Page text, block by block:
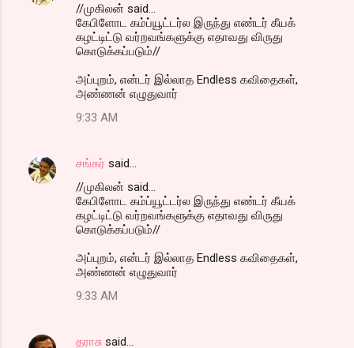
//முகிலன் said...
கேபிளோட கம்ப்யூட்டர்ல இருந்து எண்டர் கீயக்
கழட்டிட்டு வர்றவங்களுக்கு எதாவது விருது
கொடுக்கப்படும்//
அப்புறம், என்டர் இல்லாத Endless கவிதைகள்,
அண்ணன் எழுதுவார்
9:33 AM
சங்கர் said…
//முகிலன் said...
கேபிளோட கம்ப்யூட்டர்ல இருந்து எண்டர் கீயக்
கழட்டிட்டு வர்றவங்களுக்கு எதாவது விருது
கொடுக்கப்படும்//
அப்புறம், என்டர் இல்லாத Endless கவிதைகள்,
அண்ணன் எழுதுவார்
9:33 AM
தராசு said…